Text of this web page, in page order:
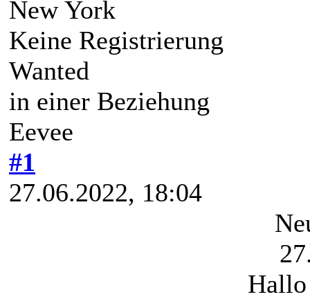
New York
Keine Registrierung
Wanted
in einer Beziehung
Eevee
#1
27.06.2022, 18:04